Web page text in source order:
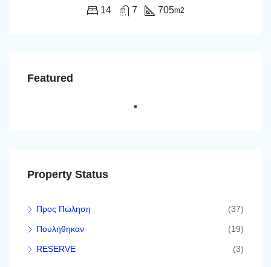
14 7 705m2
Featured
Property Status
Προς Πώληση (37)
Πουλήθηκαν (19)
RESERVE (3)